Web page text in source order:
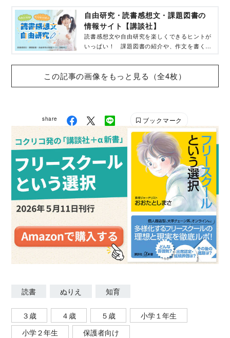
自由研究・読書感想文・課題図書の
情報サイト【講談社】
読書感想文や自由研究を楽しくできるヒントが
いっぱい！ 課題図書の紹介や、作文を書くテ
たつ情報をお届けします。
この記事の画像をもっと見る（全4枚）
share ブックマーク
読書 ぬりえ 知育
３歳 ４歳 ５歳
小学１年生
小学２年生
保護者向け